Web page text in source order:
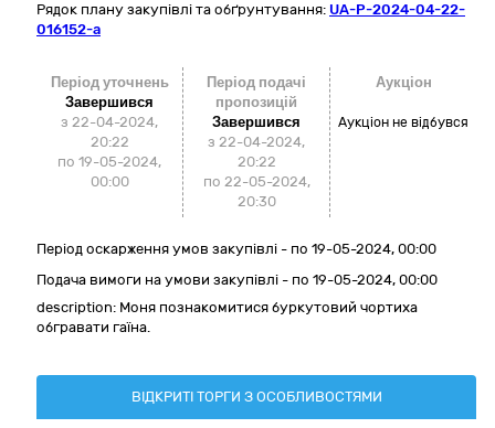
Рядок плану закупівлі та обґрунтування: UA-P-2024-04-22-
016152-a
Період уточнень
Завершився
з 22-04-2024,
20:22
по 19-05-2024,
00:00
Період подачі
пропозицій
Завершився
з 22-04-2024,
20:22
по 22-05-2024,
20:30
Аукціон
Аукціон не відбувся
Період оскарження умов закупівлі - по 19-05-2024, 00:00
Подача вимоги на умови закупівлі - по 19-05-2024, 00:00
description: Моня познакомитися буркутовий чортиха
обгравати гаїна.
ВІДКРИТІ ТОРГИ З ОСОБЛИВОСТЯМИ